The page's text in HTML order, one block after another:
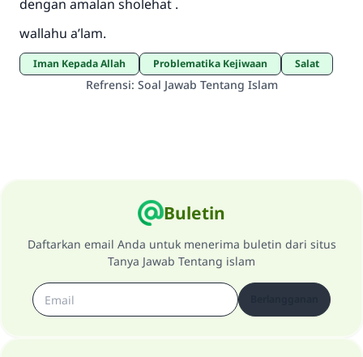
dengan amalan sholehat .
wallahu a’lam.
Iman Kepada Allah Problematika Kejiwaan salat
Refrensi: Soal Jawab Tentang Islam
Buletin
Daftarkan email Anda untuk menerima buletin dari situs
Tanya Jawab Tentang islam